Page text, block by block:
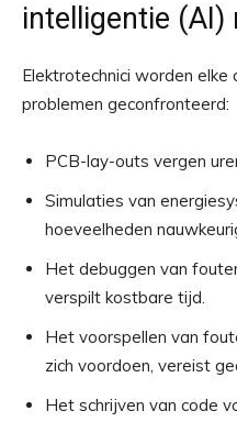
intelligentie (AI)
Elektrotechnici worden
problemen geconfronteerd:
PCB-lay-outs vergen
Simulaties van
hoeveelheden
Het debuggen van
verspilt kostbare tijd.
Het voorspellen van
zich voordoen, vereist
Het schrijven van code